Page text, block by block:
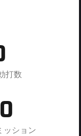
打数
ッション